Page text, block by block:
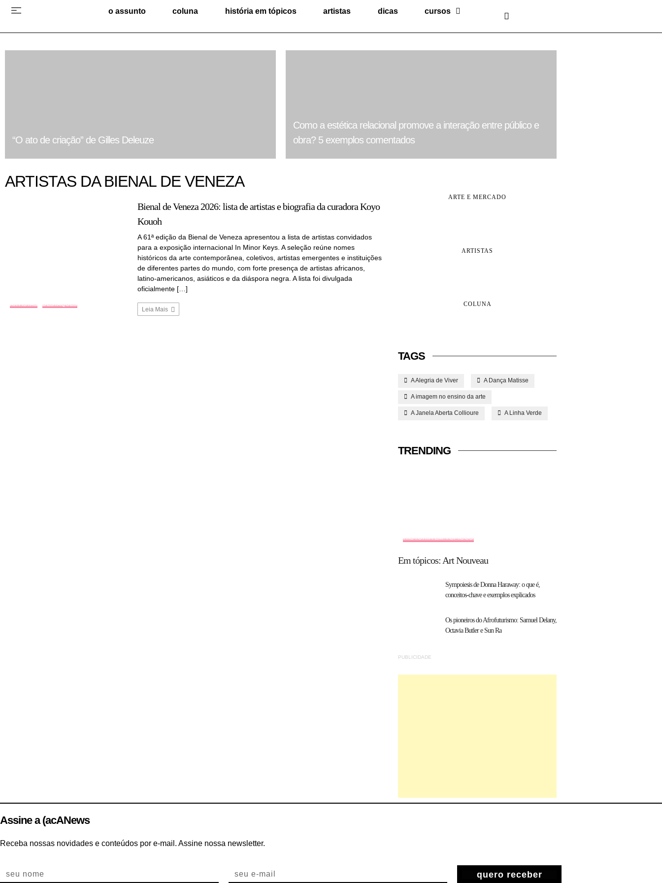
o assunto coluna história em tópicos artistas dicas cursos
“O ato de criação” de Gilles Deleuze
Como a estética relacional promove a interação entre público e
obra? 5 exemplos comentados
ARTISTAS DA BIENAL DE VENEZA
ARTISTAS DESTAQUES
Bienal de Veneza 2026: lista de artistas e biografia da curadora Koyo
Kouoh
A 61ª edição da Bienal de Veneza apresentou a lista de artistas convidados
para a exposição internacional In Minor Keys. A seleção reúne nomes
históricos da arte contemporânea, coletivos, artistas emergentes e instituições
de diferentes partes do mundo, com forte presença de artistas africanos,
latino-americanos, asiáticos e da diáspora negra. A lista foi divulgada
oficialmente […]
Leia Mais
ARTE E MERCADO
ARTISTAS
COLUNA
TAGS
A Alegria de Viver A Dança Matisse
A imagem no ensino da arte
A Janela Aberta Collioure A Linha Verde
TRENDING
HISTÓRIA EM TÓPICOS
Em tópicos: Art Nouveau
Sympoiesis de Donna Haraway: o que é,
conceitos-chave e exemplos explicados
Os pioneiros do Afrofuturismo: Samuel Delany,
Octavia Butler e Sun Ra
PUBLICIDADE
Assine a (acANews
Receba nossas novidades e conteúdos por e-mail. Assine nossa newsletter.
quero receber